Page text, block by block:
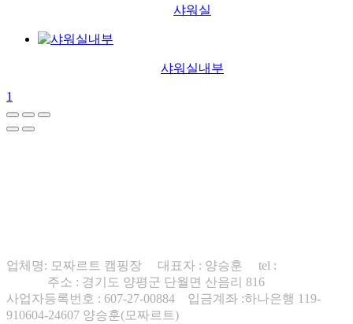
샤워실
샤워실내부
1
업체명: 모짜르트 캠핑장 대표자 : 양승훈 tel :
주소 : 경기도 양평군 단월면 산음리 816
사업자등록번호 : 607-27-00884 입금계좌 :하나은행 119-
910604-24607 양승훈(모짜르트)